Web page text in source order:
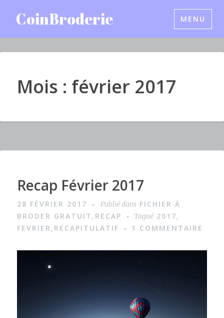
contenu
principal
CoinBroderie MENU
Mois : février 2017
I
a
g
Recap Février 2017
28 FÉVRIER 2017 Publié dans FICHIER À
BRODER GRATUIT, RECAP Tagué 2017,
FEVRIER, RECAPITULATIF 1 COMMENTAIRE